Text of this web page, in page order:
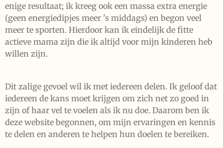
enige resultaat; ik kreeg ook een massa extra energie
(geen energiedipjes meer 's middags) en begon veel
meer te sporten. Hierdoor kan ik eindelijk de fitte
actieve mama zijn die ik altijd voor mijn kinderen heb
willen zijn.
Dit zalige gevoel wil ik met iedereen delen. Ik geloof dat
iedereen de kans moet krijgen om zich net zo goed in
zijn of haar vel te voelen als ik nu doe. Daarom ben ik
deze website begonnen, om mijn ervaringen en kennis
te delen en anderen te helpen hun doelen te bereiken.